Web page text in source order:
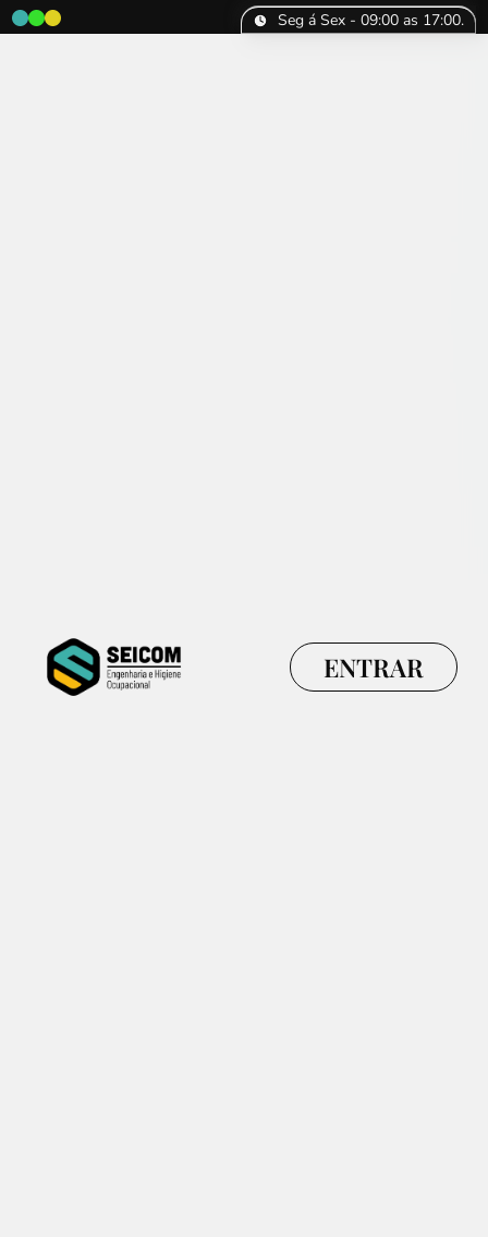
Seg á Sex - 09:00 as 17:00.
ENTRAR